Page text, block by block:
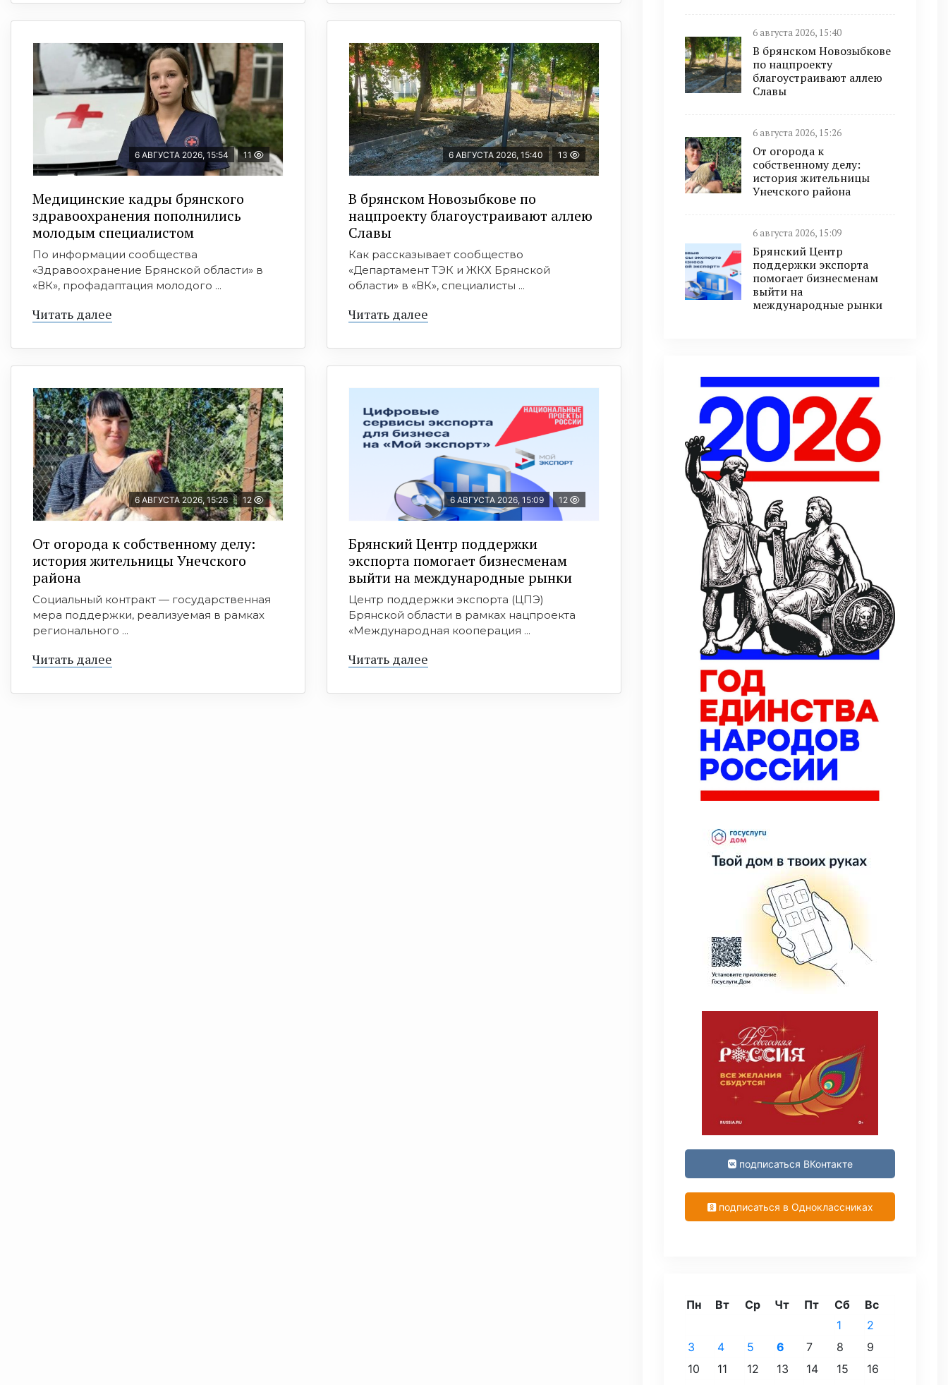
6 АВГУСТА 2026, 15:54 11
Медицинские кадры брянского
здравоохранения пополнились
молодым специалистом
По информации сообщества
«Здравоохранение Брянской области» в
«ВК», профадаптация молодого ...
Читать далее
6 АВГУСТА 2026, 15:40 13
В брянском Новозыбкове по
нацпроекту благоустраивают аллею
Славы
Как рассказывает сообщество
«Департамент ТЭК и ЖКХ Брянской
области» в «ВК», специалисты ...
Читать далее
6 АВГУСТА 2026, 15:26 12
От огорода к собственному делу:
история жительницы Унечского
района
Социальный контракт — государственная
мера поддержки, реализуемая в рамках
регионального ...
Читать далее
6 АВГУСТА 2026, 15:09 12
Брянский Центр поддержки
экспорта помогает бизнесменам
выйти на международные рынки
Центр поддержки экспорта (ЦПЭ)
Брянской области в рамках нацпроекта
«Международная кооперация ...
Читать далее
6 августа 2026, 15:40
В брянском Новозыбкове
по нацпроекту
благоустраивают аллею
Славы
6 августа 2026, 15:26
От огорода к
собственному делу:
история жительницы
Унечского района
6 августа 2026, 15:09
Брянский Центр
поддержки экспорта
помогает бизнесменам
выйти на
международные рынки
подписаться ВКонтакте
подписаться в Одноклассниках
Пн Вт Ср Чт Пт Сб
Вс
1
2
3
4 5 6 7 8
9
10
11 12 13 14 15
16